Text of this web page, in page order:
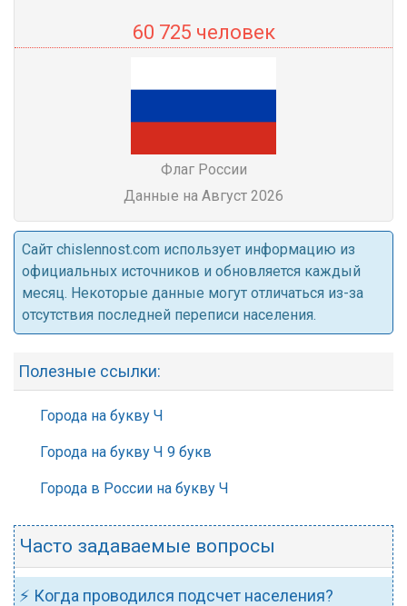
60 725 человек
Флаг России
Данные на Август 2026
Cайт chislennost.com использует информацию из
официальных источников и обновляется каждый
месяц. Некоторые данные могут отличаться из-за
отсутствия последней переписи населения.
Полезные ссылки:
Города на букву Ч
Города на букву Ч 9 букв
Города в России на букву Ч
Часто задаваемые вопросы
⚡ Когда проводился подсчет населения?